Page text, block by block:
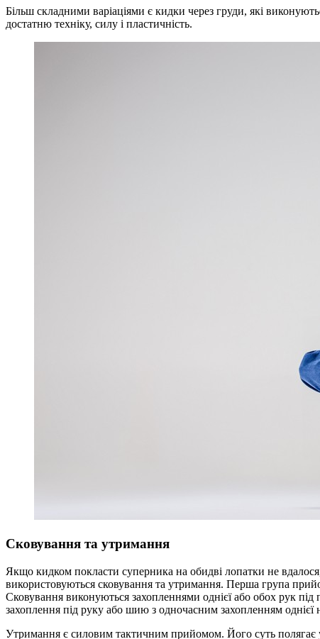
Більш складними варіаціями є кидки через груди, які
достатню техніку, силу і пластичність.
Сковування та утримання
Якщо кидком покласти суперника на обидві лопатки не
використовуються сковування та утримання. Перша група
Сковування виконуються захопленнями однієї або обох рук
захоплення під руку або шию з одночасним захопленням однієї
Утримання є силовим тактичним прийомом. Його суть полягає